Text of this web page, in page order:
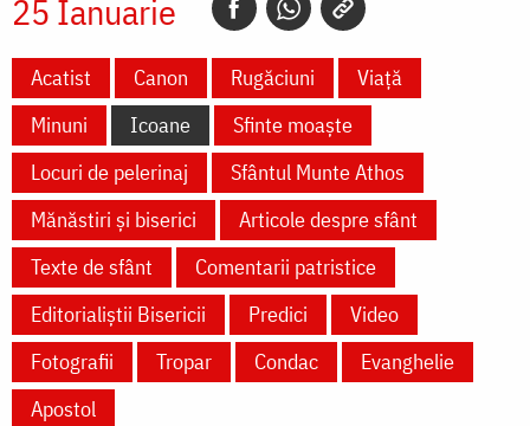
25 Ianuarie
Acatist Canon Rugăciuni
Viață
Minuni
Icoane
Sfinte moaște
Locuri de pelerinaj
Sfântul Munte Athos
Mănăstiri și biserici
Articole despre sfânt
Texte de sfânt
Comentarii patristice
Editorialiștii Bisericii
Predici
Video
Fotografii
Tropar Condac
Evanghelie
Apostol